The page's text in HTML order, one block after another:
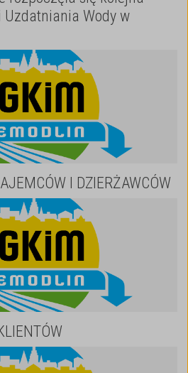
Wody w
I DZIERŻAWCÓW